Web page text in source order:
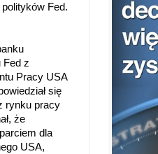
Fed.
Fed z
Pracy USA
się
rynku pracy
że
dla
USA,